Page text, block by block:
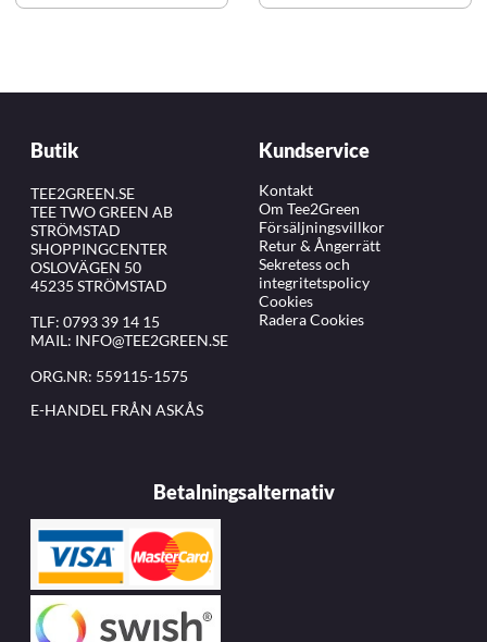
Butik
TEE2GREEN.SE
TEE TWO GREEN AB
STRÖMSTAD
SHOPPINGCENTER
OSLOVÄGEN 50
45235 STRÖMSTAD
TLF: 0793 39 14 15
MAIL: INFO@TEE2GREEN.SE
ORG.NR: 559115-1575
E-HANDEL FRÅN ASKÅS
Kundservice
Kontakt
Om Tee2Green
Försäljningsvillkor
Retur & Ångerrätt
Sekretess och
integritetspolicy
Cookies
Radera Cookies
Betalningsalternativ